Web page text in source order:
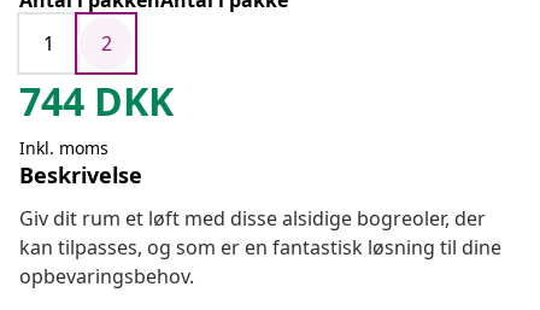
1
2
744 DKK
Inkl. moms
Beskrivelse
Giv dit rum et løft med disse alsidige bogreoler, der
kan tilpasses, og som er en fantastisk løsning til dine
opbevaringsbehov.